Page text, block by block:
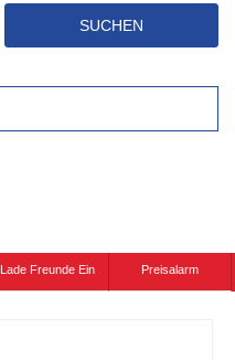
SUCHEN
Lade Freunde Ein Preisalarm